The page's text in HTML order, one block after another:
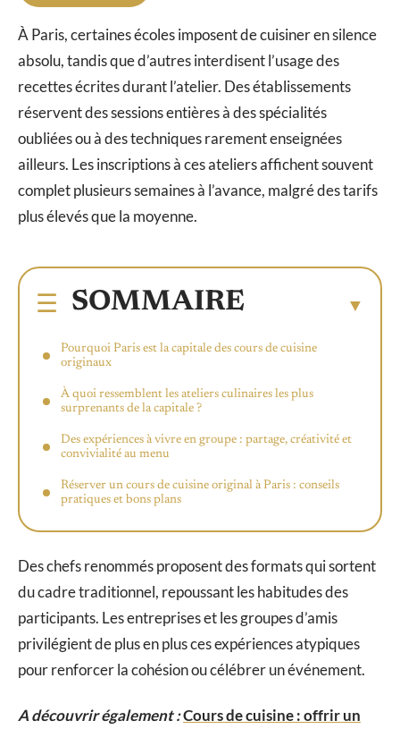
À Paris, certaines écoles imposent de cuisiner en silence
absolu, tandis que d’autres interdisent l’usage des
recettes écrites durant l’atelier. Des établissements
réservent des sessions entières à des spécialités
oubliées ou à des techniques rarement enseignées
ailleurs. Les inscriptions à ces ateliers affichent souvent
complet plusieurs semaines à l’avance, malgré des tarifs
plus élevés que la moyenne.
SOMMAIRE
Pourquoi Paris est la capitale des cours de cuisine
originaux
À quoi ressemblent les ateliers culinaires les plus
surprenants de la capitale ?
Des expériences à vivre en groupe : partage, créativité et
convivialité au menu
Réserver un cours de cuisine original à Paris : conseils
pratiques et bons plans
Des chefs renommés proposent des formats qui sortent
du cadre traditionnel, repoussant les habitudes des
participants. Les entreprises et les groupes d’amis
privilégient de plus en plus ces expériences atypiques
pour renforcer la cohésion ou célébrer un événement.
A découvrir également :Cours de cuisine : offrir un